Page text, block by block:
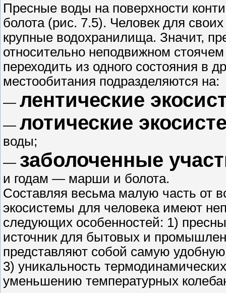
Пресные воды на поверхности
болота (рис. 7.5). Человек для
крупные водохранилища. Значит,
относительно неподвижном
переходить из одного состояния в
местообитания подразделяются на:
— лентические
— лотические
воды;
— заболоченные
и годам — марши и болота.
Составляя весьма малую часть от
экосистемы для человека имеют
следующих особенностей: 1)
источник для бытовых и
представляют собой самую
3) уникальность
уменьшению температурных